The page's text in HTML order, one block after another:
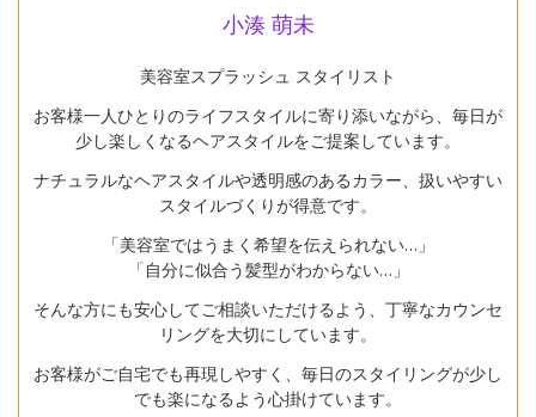
小湊 萌未
美容室スプラッシュ スタイリスト
お客様一人ひとりのライフスタイルに寄り添いながら、毎日が
少し楽しくなるヘアスタイルをご提案しています。
ナチュラルなヘアスタイルや透明感のあるカラー、扱いやすい
スタイルづくりが得意です。
「美容室ではうまく希望を伝えられない…」
「自分に似合う髪型がわからない…」
そんな方にも安心してご相談いただけるよう、丁寧なカウンセ
リングを大切にしています。
お客様がご自宅でも再現しやすく、毎日のスタイリングが少し
でも楽になるよう心掛けています。